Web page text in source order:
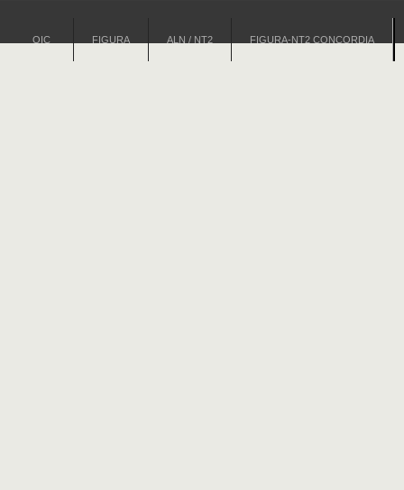
OIC FIGURA ALN / NT2 FIGURA-NT2 CONCORDIA